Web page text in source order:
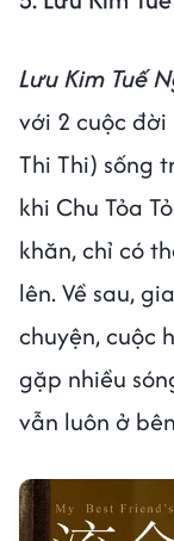
Lưu Kim Tuế
với 2 cuộc đời
Thi Thi) sống
khi Chu Tỏa
khăn, chỉ có
lên. Về sau,
chuyện, cuộc
gặp nhiều
vẫn luôn ở